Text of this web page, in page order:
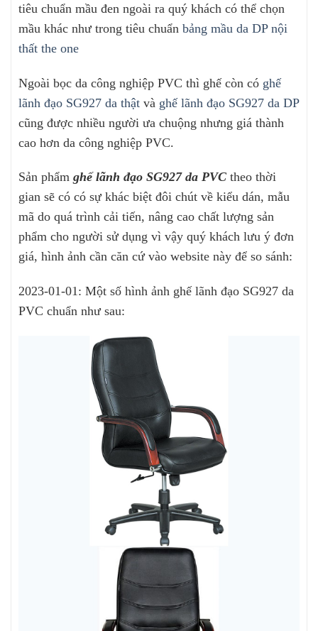
tiêu chuẩn mầu đen ngoài ra quý khách có thể chọn
mầu khác như trong tiêu chuẩn bảng mầu da DP nội
thất the one
Ngoài bọc da công nghiệp PVC thì ghế còn có ghế
lãnh đạo SG927 da thật và ghế lãnh đạo SG927 da DP
cũng được nhiều người ưa chuộng nhưng giá thành
cao hơn da công nghiệp PVC.
Sản phẩm ghế lãnh đạo SG927 da PVC theo thời
gian sẽ có có sự khác biệt đôi chút về kiểu dán, mẫu
mã do quá trình cải tiến, nâng cao chất lượng sản
phẩm cho người sử dụng vì vậy quý khách lưu ý đơn
giá, hình ảnh cần căn cứ vào website này để so sánh:
2023-01-01: Một số hình ảnh ghế lãnh đạo SG927 da
PVC chuẩn như sau: